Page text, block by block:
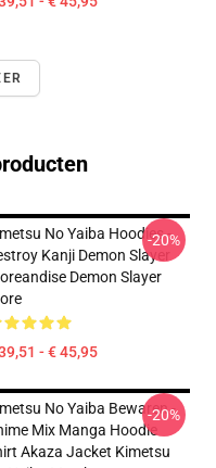
No Yaiba Hoodies -
Kanji Demon Slayer
Demon Slayer
- € 45,95
-20%
No Yaiba Bewaren -
Mix Manga Hoodie
Akaza Jacket Kimetsu
-20%